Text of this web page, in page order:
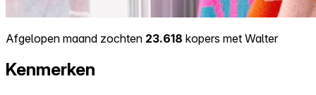
Afgelopen maand zochten 23.618 kopers met Walter
Kenmerken